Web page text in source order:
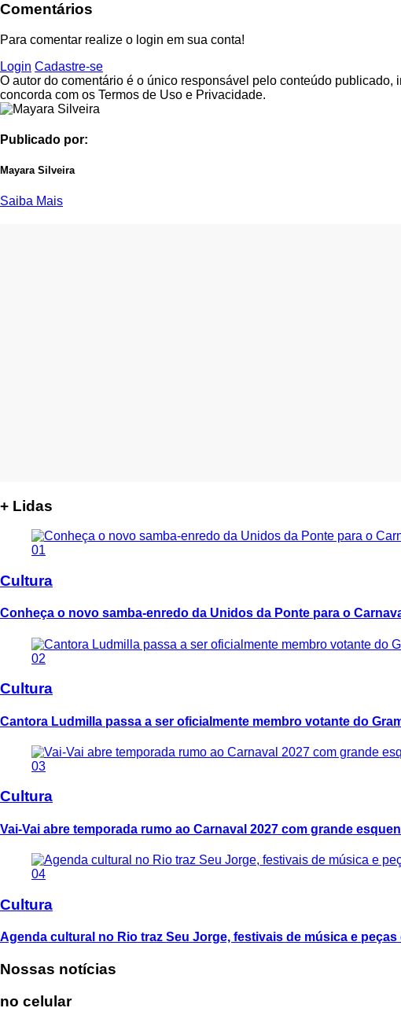
Comentários
Para comentar realize o login em sua conta!
Login Cadastre-se
O autor do comentário é o único responsável pelo conteúdo
concorda com os Termos de Uso e Privacidade.
Publicado por:
Mayara Silveira
Saiba Mais
+ Lidas
01
Cultura
Conheça o novo samba-enredo da Unidos da Ponte para o
02
Cultura
Cantora Ludmilla passa a ser oficialmente membro votante do
03
Cultura
Vai-Vai abre temporada rumo ao Carnaval 2027 com grande
04
Cultura
Agenda cultural no Rio traz Seu Jorge, festivais de música e peças
Nossas notícias
no celular